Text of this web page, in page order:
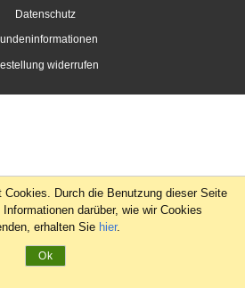
Datenschutz
widerrufen
Cookies. Durch die Benutzung dieser Seite
darüber, wie wir Cookies
erhalten Sie hier.
Ok